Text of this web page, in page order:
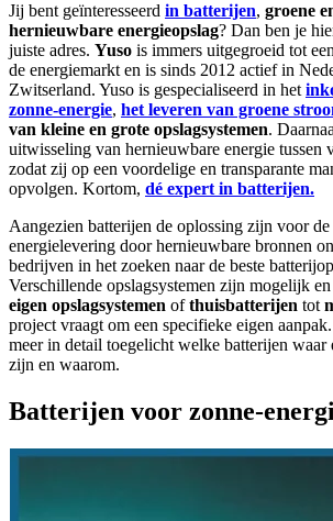
Jij bent geïnteresseerd in batterijen, groene
hernieuwbare energieopslag? Dan ben je
juiste adres. Yuso is immers uitgegroeid tot
de energiemarkt en is sinds 2012 actief in
Zwitserland. Yuso is gespecialiseerd in het
zonne-energie, het leveren van groene
van kleine en grote opslagsystemen.
uitwisseling van hernieuwbare energie tussen
zodat zij op een voordelige en transparante
opvolgen. Kortom, dé expert in batterijen.
Aangezien batterijen de oplossing zijn voor
energielevering door hernieuwbare bronnen
bedrijven in het zoeken naar de beste
Verschillende opslagsystemen zijn mogelijk
eigen opslagsystemen ofthuisbatterijen tot
project vraagt om een specifieke eigen
meer in detail toegelicht welke batterijen
zijn en waarom.
Batterijen voor zonne-